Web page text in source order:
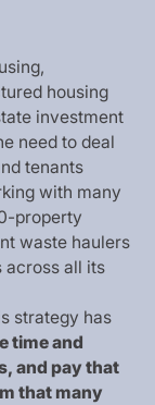
sing,
tured housing
tate investment
e need to deal
nd tenants
king with many
-property
nt waste haulers
across all its
s strategy has
timeand
, and paythat
m that many